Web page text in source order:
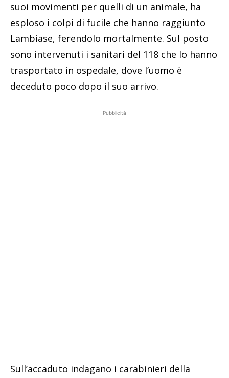
suoi movimenti per quelli di un animale, ha
esploso i colpi di fucile che hanno raggiunto
Lambiase, ferendolo mortalmente. Sul posto
sono intervenuti i sanitari del 118 che lo hanno
trasportato in ospedale, dove l’uomo è
deceduto poco dopo il suo arrivo.
Pubblicità
Sull’accaduto indagano i carabinieri della